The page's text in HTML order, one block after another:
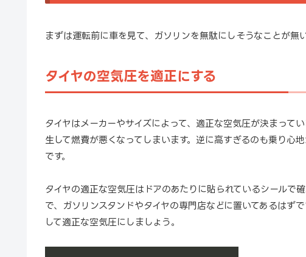
まずは運転前に車を見て、ガソリンを無駄にしそうなことが無
タイヤの空気圧を適正にする
タイヤはメーカーやサイズによって、適正な空気圧が決まって
生して燃費が悪くなってしまいます。逆に高すぎるのも乗り心
です。
タイヤの適正な空気圧はドアのあたりに貼られているシールで
で、ガソリンスタンドやタイヤの専門店などに置いてあるはず
して適正な空気圧にしましょう。